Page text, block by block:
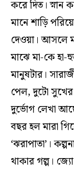
করে দিত। স্নান
মানে শাড়ি
দেওয়া। আসলে
মাঝে মা-কে
মানুষটার।
পেল, দুটো
দুর্ভোগ লেখা
বছর হল মারা
‘ঝরাপাতা’।
থাকার গল্প।